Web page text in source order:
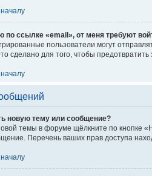
по ссылке «email», от меня требуют
пользователи могут
сделано для того, чтобы
новую тему или сообщение?
темы в форуме щёлкните по кнопке
Перечень ваших прав доступа